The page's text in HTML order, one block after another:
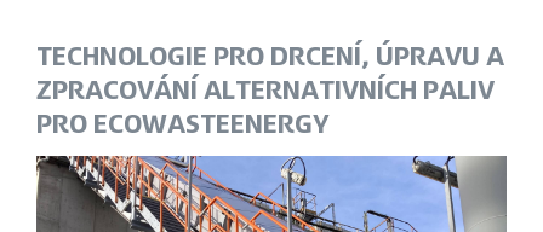
TECHNOLOGIE PRO DRCENÍ, ÚPRAVU A
ZPRACOVÁNÍ ALTERNATIVNÍCH PALIV
PRO ECOWASTEENERGY